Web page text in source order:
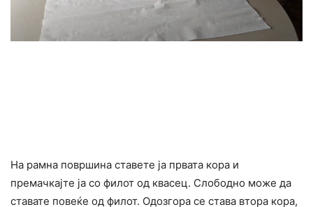
На рамна површина ставете ја првата кора и
премачкајте ја со филот од квасец. Слободно може да
ставате повеќе од филот. Одозгора се става втора кора,